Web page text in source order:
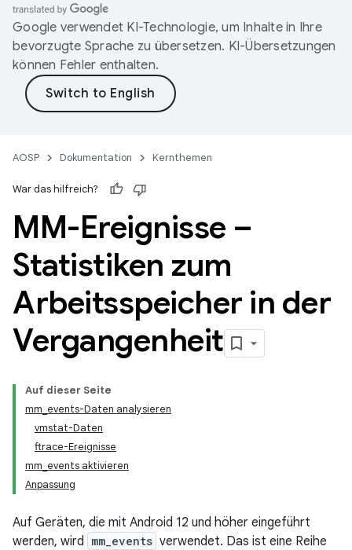
Google verwendet KI-Technologie, um Inhalte in Ihre
bevorzugte Sprache zu übersetzen. KI-Übersetzungen
können Fehler enthalten.
AOSP Dokumentation Kernthemen
War das hilfreich?
MM-Ereignisse –
Statistiken zum
Arbeitsspeicher in der
Vergangenheit
Auf dieser Seite
mm_events-Daten analysieren
vmstat-Daten
ftrace-Ereignisse
mm_events aktivieren
Anpassung
Auf Geräten, die mit Android 12 und höher eingeführt
werden, wird mm_events verwendet. Das ist eine Reihe